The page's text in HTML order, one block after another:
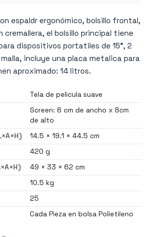
espaldr ergonómico, bolsillo frontal,
cremallera, el bolsillo principal tiene
dispositivos portatiles de 15", 2
incluye una placa metalica para
aproximado: 14 litros.
Tela de pelicula suave
Screen: 6 cm de ancho x 8cm
de alto
14.5 × 19.1 × 44.5 cm
420 g
49 × 33 × 62 cm
10.5 kg
25
Cada Pieza en bolsa Polietileno